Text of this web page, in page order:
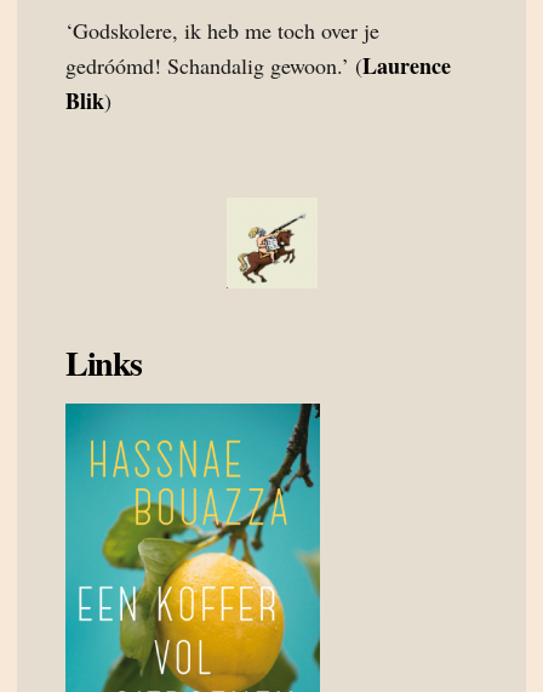
‘Godskolere, ik heb me toch over je
gedróómd! Schandalig gewoon.’ (Laurence
Blik)
Links